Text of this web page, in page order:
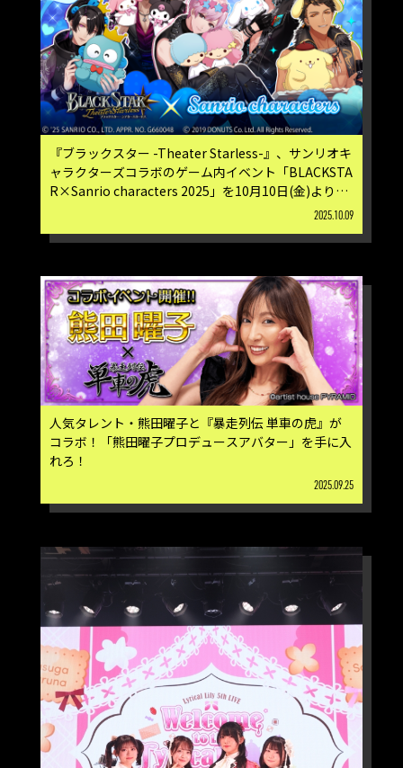
『ブラックスター -Theater Starless-』、サンリオキ
ャラクターズコラボのゲーム内イベント「BLACKSTA
R×Sanrio characters 2025」を10月10日(金)より開
2025.10.09
人気タレント・熊田曜子と『暴走列伝 単車の虎』が
コラボ！「熊田曜子プロデュースアバター」を手に入
れろ！
2025.09.25